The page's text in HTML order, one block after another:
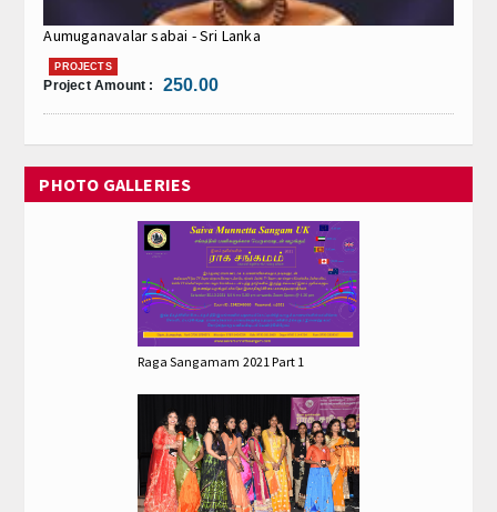
Aumuganavalar sabai - Sri Lanka
PROJECTS
Project Amount : 250.00
PHOTO GALLERIES
Raga Sangamam 2021 Part 1